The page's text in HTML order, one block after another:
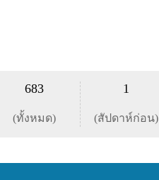
683
(ทั้งหมด)
1
(สัปดาห์ก่อน)